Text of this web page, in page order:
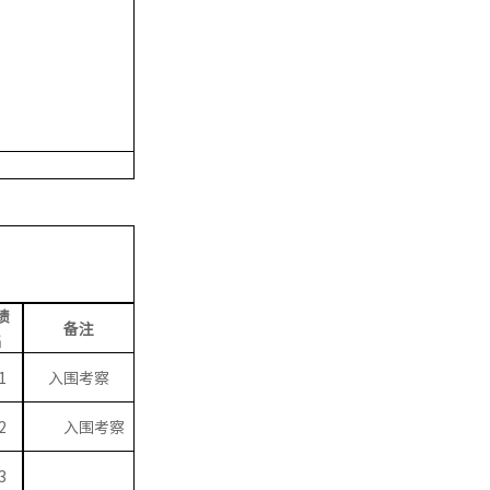
备注
1
入围考察
2
入围考察
3